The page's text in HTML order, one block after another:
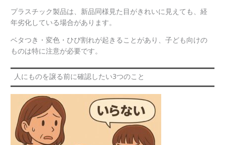
プラスチック製品は、新品同様見た目がきれいに見えても、経
年劣化している場合があります。
ベタつき・変色・ひび割れが起きることがあり、子ども向けの
ものは特に注意が必要です。
人にものを譲る前に確認したい3つのこと